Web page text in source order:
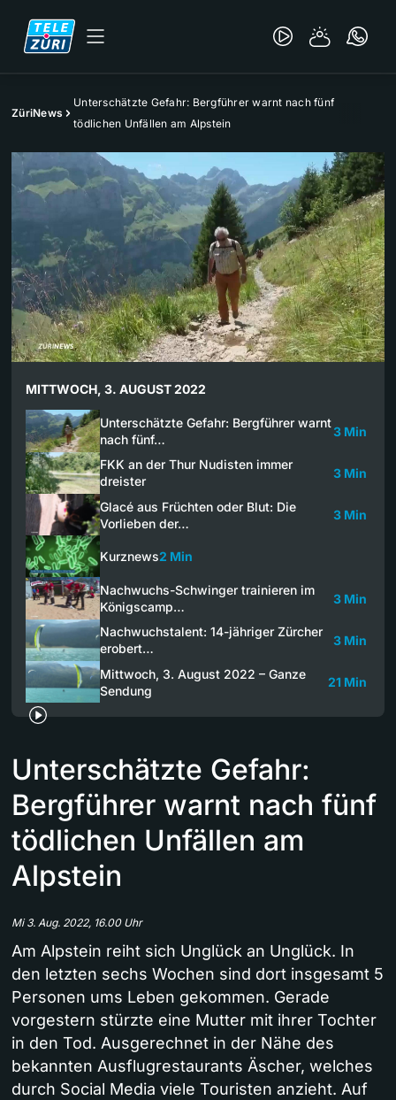
ZüriNews
Unterschätzte Gefahr: Bergführer warnt nach fünf
tödlichen Unfällen am Alpstein
MITTWOCH, 3. AUGUST 2022
Unterschätzte Gefahr: Bergführer warnt
nach fünf…
3 Min
FKK an der Thur Nudisten immer
dreister
3 Min
Glacé aus Früchten oder Blut: Die
Vorlieben der…
3 Min
Kurznews2 Min
Nachwuchs-Schwinger trainieren im
Königscamp…
3 Min
Nachwuchstalent: 14-jähriger Zürcher
erobert…
3 Min
Mittwoch, 3. August 2022 – Ganze
Sendung
21 Min
Unterschätzte Gefahr:
Bergführer warnt nach fünf
tödlichen Unfällen am
Alpstein
Mi 3. Aug. 2022, 16.00 Uhr
Am Alpstein reiht sich Unglück an Unglück. In
den letzten sechs Wochen sind dort insgesamt 5
Personen ums Leben gekommen. Gerade
vorgestern stürzte eine Mutter mit ihrer Tochter
in den Tod. Ausgerechnet in der Nähe des
bekannten Ausflugrestaurants Äscher, welches
durch Social Media viele Touristen anzieht. Auf